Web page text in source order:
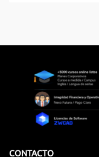
CONTACTO